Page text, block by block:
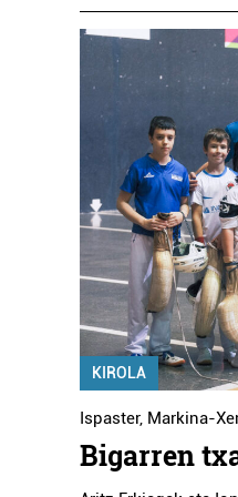
KIROLA
Ispaster, Markina-
Bigarren